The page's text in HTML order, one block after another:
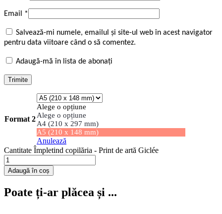
Email *
Salvează-mi numele, emailul și site-ul web în acest navigator
pentru data viitoare când o să comentez.
Adaugă-mă în lista de abonați
Format 2
Alege o opțiune
Alege o opțiune
A4 (210 x 297 mm)
A5 (210 x 148 mm)
Anulează
Cantitate Împletind copilăria - Print de artă Giclée
Adaugă în coș
Poate ți-ar plăcea și ...